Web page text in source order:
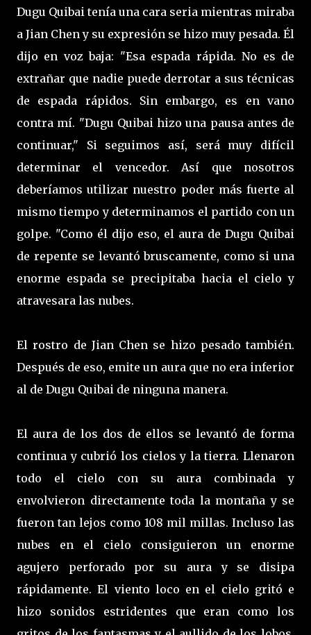
Dugu Quibai tenía una cara seria mientras miraba
a Jian Chen y su expresión se hizo muy pesada. Él
dijo en voz baja: "Esa espada rápida. No es de
extrañar que nadie puede derrotar a sus técnicas
de espada rápidos. Sin embargo, es en vano
contra mí. "Dugu Quibai hizo una pausa antes de
continuar," Si seguimos así, será muy difícil
determinar el vencedor. Así que nosotros
deberíamos utilizar nuestro poder más fuerte al
mismo tiempo y determinamos el partido con un
golpe. "Como él dijo eso, el aura de Dugu Quibai
de repente se levantó bruscamente, como si una
enorme espada se precipitaba hacia el cielo y
atravesara las nubes.
El rostro de Jian Chen se hizo pesado también.
Después de eso, emite un aura que no era inferior
al de Dugu Quibai de ninguna manera.
El aura de los dos de ellos se levantó de forma
continua y cubrió los cielos y la tierra. Llenaron
todo el cielo con su aura combinada y
envolvieron directamente toda la montaña y se
fueron tan lejos como 108 mil millas. Incluso las
nubes en el cielo consiguieron un enorme
agujero perforado por su aura y se disipa
rápidamente. El viento loco en el cielo gritó e
hizo sonidos estridentes que eran como los